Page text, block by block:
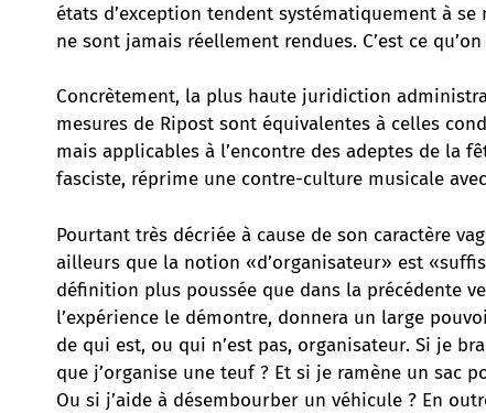
états d’exception tendent systématiquement à
ne sont jamais réellement rendues. C’est ce
Concrètement, la plus haute juridiction
mesures de Ripost sont équivalentes à celles
mais applicables à l’encontre des adeptes de la
fasciste, réprime une contre-culture musicale
Pourtant très décriée à cause de son caractère
ailleurs que la notion «d’organisateur» est
définition plus poussée que dans la précédente
l’expérience le démontre, donnera un large
de qui est, ou qui n’est pas, organisateur. Si je
que j’organise une teuf ? Et si je ramène un sac
Ou si j’aide à désembourber un véhicule ? En